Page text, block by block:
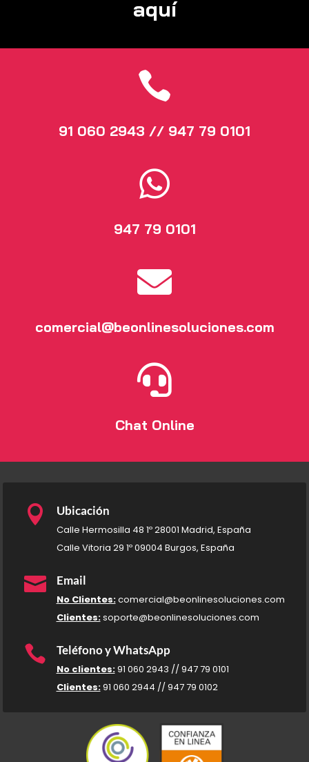
aquí

91 060 2943 // 947 79 0101

947 79 0101

comercial@beonlinesoluciones.com

Chat Online
 Ubicación
Calle Hermosilla 48 1º 28001 Madrid, España
Calle Vitoria 29 1º 09004 Burgos, España
 Email
No Clientes:comercial@beonlinesoluciones.com
Clientes:soporte@beonlinesoluciones.com
 Teléfono y WhatsApp
No clientes:91 060 2943 // 947 79 0101
Clientes:91 060 2944 // 947 79 0102